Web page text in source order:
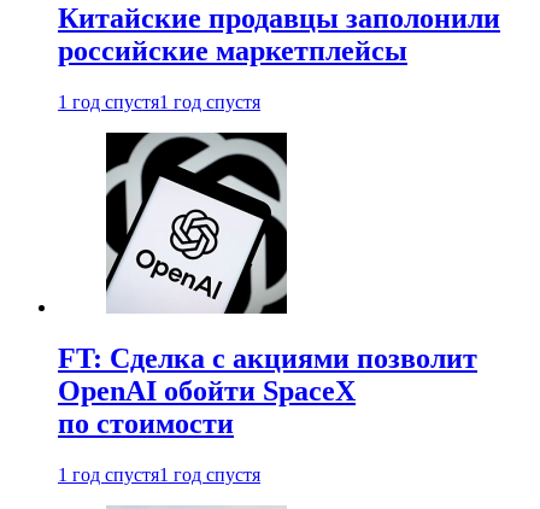
Китайские продавцы заполонили
российские маркетплейсы
1 год спустя1 год спустя
FT: Сделка с акциями позволит
OpenAI обойти SpaceX
по стоимости
1 год спустя1 год спустя